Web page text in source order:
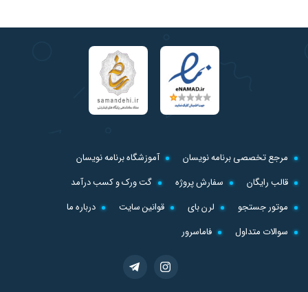
مرجع تخصصی برنامه نویسان
آموزشگاه برنامه نویسان
قالب رایگان
سفارش پروژه
گت ورک و کسب درآمد
موتور جستجو
لرن بای قوانین سایت
درباره ما
سوالات متداول
فاماسرور